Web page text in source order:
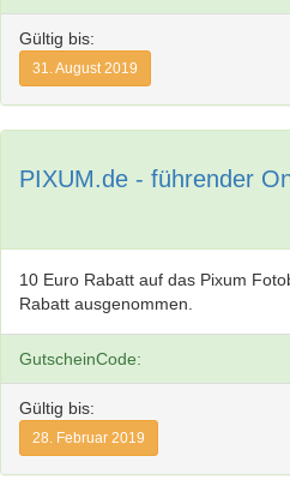
Gültig bis:
31. August 2019
PIXUM.de - führender
10 Euro Rabatt auf das Pixum
Rabatt ausgenommen.
GutscheinCode:
Gültig bis:
28. Februar 2019